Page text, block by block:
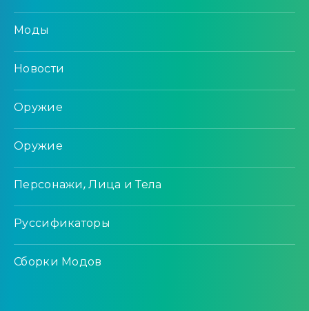
Моды
Новости
Оружие
Оружие
Персонажи, Лица и Тела
Руссификаторы
Сборки Модов